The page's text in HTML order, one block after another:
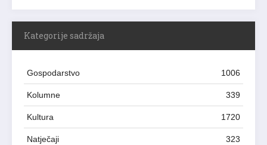
Kategorije sadržaja
Gospodarstvo 1006
Kolumne 339
Kultura 1720
Natječaji 323